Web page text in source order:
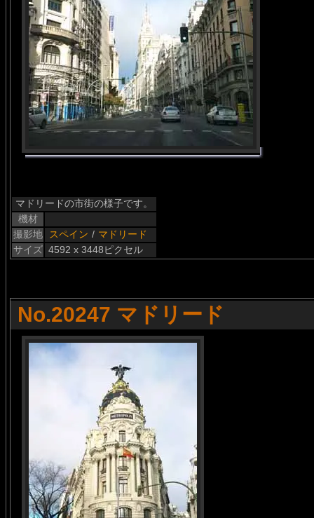
マドリードの市街の様子です。
機材
撮影地
スペイン / マドリード
サイズ 4592 x 3448ピクセル
No.20247 マドリード